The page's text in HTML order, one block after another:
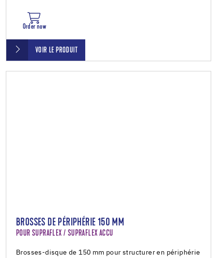
Order now
VOIR LE PRODUIT
BROSSES DE PÉRIPHÉRIE 150 MM
POUR SUPRAFLEX / SUPRAFLEX ACCU
Brosses-disque de 150 mm pour structurer en périphérie